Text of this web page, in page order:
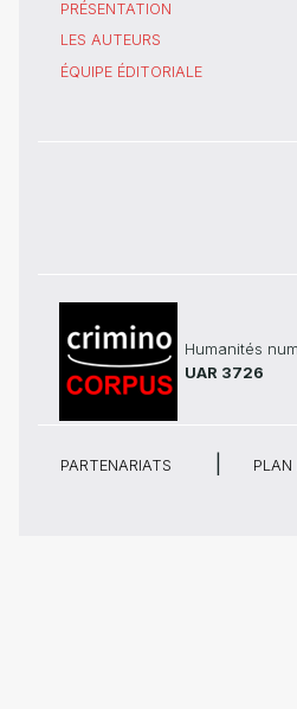
PRÉSENTATION
LES AUTEURS
ÉQUIPE ÉDITORIALE
Humanités
UAR 3726
PARTENARIATS PLAN